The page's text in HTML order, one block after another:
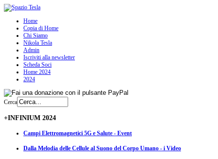
Home
Copia di Home
Chi Siamo
Nikola Tesla
Admin
Iscriviti alla newsletter
Scheda Soci
Home 2024
2024
Cerca
+INFINIUM 2024
Campi Elettromagnetici 5G e Salute - Event
Dalla Melodia delle Cellule al Suono del Corpo Umano - i Video